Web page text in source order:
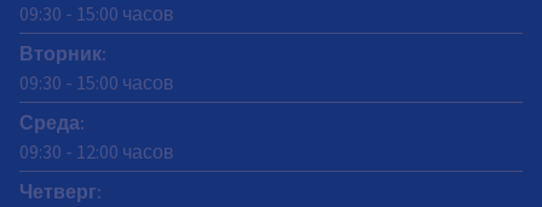
09:30 - 15:00 часов
Вторник:
09:30 - 15:00 часов
Среда:
09:30 - 12:00 часов
Четверг: